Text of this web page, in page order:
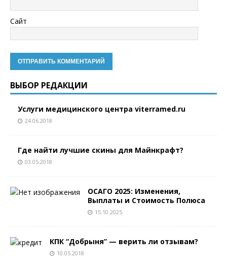
Сайт
ВЫБОР РЕДАКЦИИ
Услуги медицинского центра viterramed.ru
24.06.2018
Где найти лучшие скины для Майнкрафт?
03.05.2018
ОСАГО 2025: Изменения,
Выплаты и Стоимость Полюса
15.10.2025
КПК “Добрыня” — верить ли отзывам?
10.05.2018